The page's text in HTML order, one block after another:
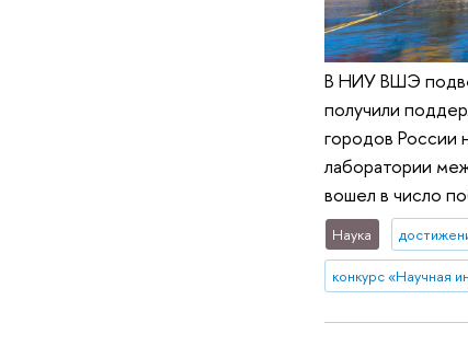
В НИУ ВШЭ
получили
городов России
лаборатории
вошел в число
Наука
конкурс «Научная